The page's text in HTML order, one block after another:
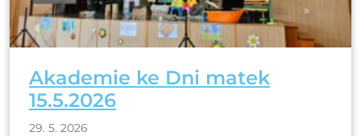
Akademie ke Dni matek
15.5.2026
29. 5. 2026